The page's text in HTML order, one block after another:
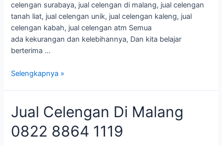
celengan surabaya, jual celengan di malang, jual celengan
tanah liat, jual celengan unik, jual celengan kaleng, jual
celengan kabah, jual celengan atm Semua
ada kekurangan dan kelebihannya, Dan kita belajar
berterima …
Selengkapnya »
Jual Celengan Di Malang
0822 8864 1119
Jual
Celengan
Di